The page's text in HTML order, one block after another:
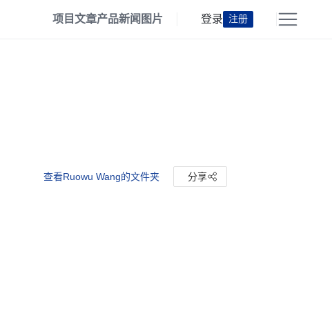
项目文章产品新闻 图片 登录 注册
查看Ruowu Wang的文件夹 分享